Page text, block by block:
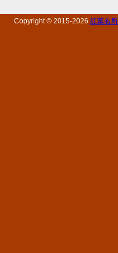
Copyright © 2015-2026 紅葉名